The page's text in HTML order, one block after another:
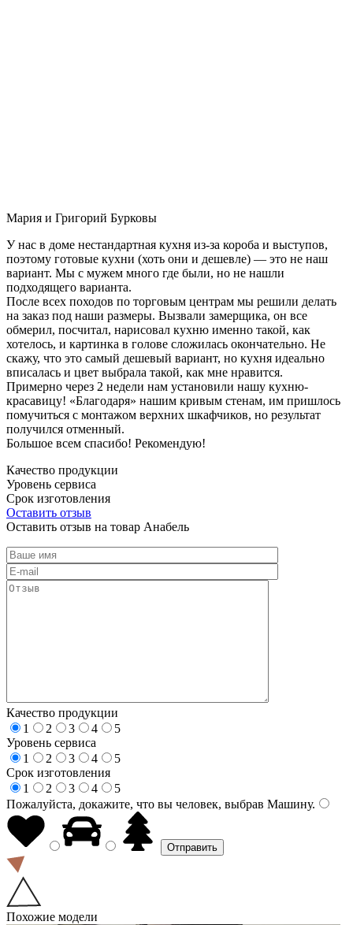
Мария и Григорий Бурковы
У нас в доме нестандартная кухня из-за короба и выступов,
поэтому готовые кухни (хоть они и дешевле) — это не наш
вариант. Мы с мужем много где были, но не нашли
подходящего варианта.
После всех походов по торговым центрам мы решили делать
на заказ под наши размеры. Вызвали замерщика, он все
обмерил, посчитал, нарисовал кухню именно такой, как
хотелось, и картинка в голове сложилась окончательно. Не
скажу, что это самый дешевый вариант, но кухня идеально
вписалась и цвет выбрала такой, как мне нравится.
Примерно через 2 недели нам установили нашу кухню-
красавицу! «Благодаря» нашим кривым стенам, им пришлось
помучиться с монтажом верхних шкафчиков, но результат
получился отменный.
Большое всем спасибо! Рекомендую!
Качество продукции
Уровень сервиса
Срок изготовления
Оставить отзыв
Оставить отзыв на товар Анабель
Качество продукции
1
2 3 4
5
Уровень сервиса
1
2 3 4
5
Срок изготовления
1
2 3 4
5
Пожалуйста, докажите, что вы человек, выбрав Машину.
Похожие модели